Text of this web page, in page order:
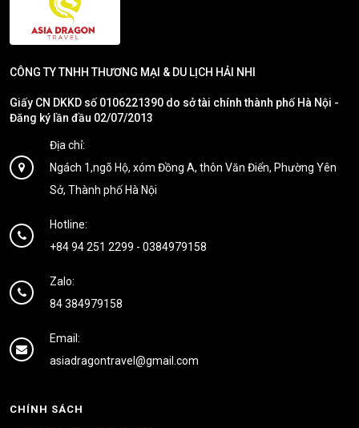
CÔNG TY TNHH THƯƠNG MẠI & DU LỊCH HẢI NHI
Giấy CN DKKD số 0106221390 do sở tài chính thành phố Hà Nội -
Đăng ký lần đầu 02/07/2013
Địa chỉ:
Ngách 1,ngõ Hộ, xóm Đồng A, thôn Văn Điển, Phường Yên
Sở, Thành phố Hà Nội
Hotline:
+84 94 251 2299 - 0384979158
Zalo:
84 384979158
Email:
asiadragontravel@gmail.com
CHÍNH SÁCH